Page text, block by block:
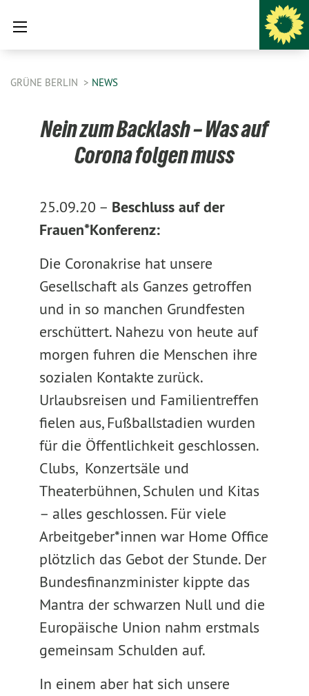
GRÜNE BERLIN NEWS
Nein zum Backlash – Was auf
Corona folgen muss
25.09.20 – Beschluss auf der
Frauen*Konferenz:
Die Coronakrise hat unsere
Gesellschaft als Ganzes getroffen
und in so manchen Grundfesten
erschüttert. Nahezu von heute auf
morgen fuhren die Menschen ihre
sozialen Kontakte zurück.
Urlaubsreisen und Familientreffen
fielen aus, Fußballstadien wurden
für die Öffentlichkeit geschlossen.
Clubs, Konzertsäle und
Theaterbühnen, Schulen und Kitas
– alles geschlossen. Für viele
Arbeitgeber*innen war Home Office
plötzlich das Gebot der Stunde. Der
Bundesfinanzminister kippte das
Mantra der schwarzen Null und die
Europäische Union nahm erstmals
gemeinsam Schulden auf.
In einem aber hat sich unsere